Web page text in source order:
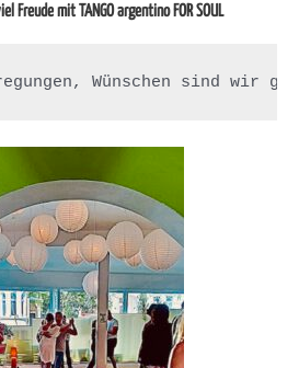
Freude mit TANGO argentino FOR SOUL
Wünschen sind wir